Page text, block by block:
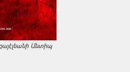
Անտիպ